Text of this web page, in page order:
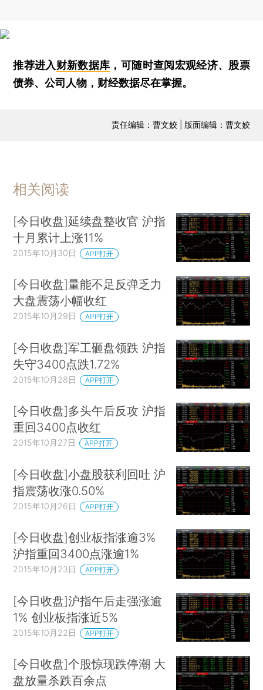
推荐进入财新数据库 ，可随时查阅宏观经济、股票
债券、公司人物，财经数据尽在掌握。
责任编辑：曹文姣 | 版面编辑：曹文姣
相关阅读
[今日收盘]延续盘整收官 沪指
十月累计上涨11%
2015年10月30日 APP打开
[今日收盘]量能不足反弹乏力
大盘震荡小幅收红
2015年10月29日 APP打开
[今日收盘]军工砸盘领跌 沪指
失守3400点跌1.72%
2015年10月28日 APP打开
[今日收盘]多头午后反攻 沪指
重回3400点收红
2015年10月27日 APP打开
[今日收盘]小盘股获利回吐 沪
指震荡收涨0.50%
2015年10月26日 APP打开
[今日收盘]创业板指涨逾3%
沪指重回3400点涨逾1%
2015年10月23日 APP打开
[今日收盘]沪指午后走强涨逾
1% 创业板指涨近5%
2015年10月22日 APP打开
[今日收盘]个股惊现跌停潮 大
盘放量杀跌百余点